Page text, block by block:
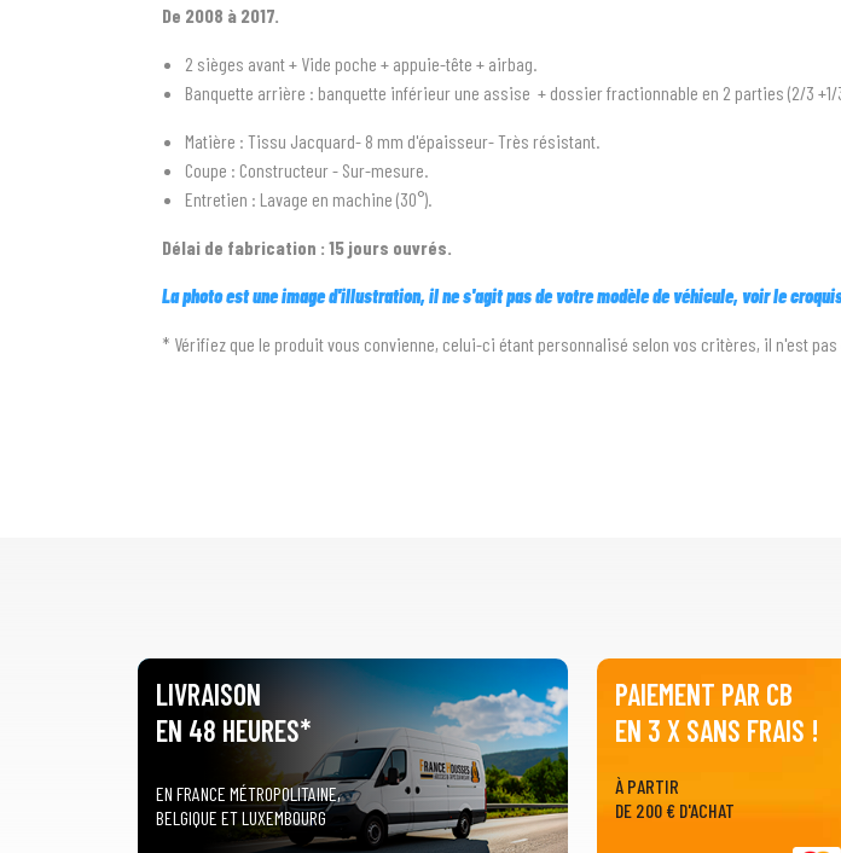
De 2008 à 2017.
2 sièges avant + Vide poche + appuie-tête + airbag.
Banquette arrière : banquette inférieur une assise + dossier fractionnable en 2 parties (2/3
Matière : Tissu Jacquard- 8 mm d'épaisseur- Très résistant.
Coupe : Constructeur - Sur-mesure.
Entretien : Lavage en machine (30°).
Délai de fabrication : 15 jours ouvrés.
La photo est une image d'illustration, il ne s'agit pas de votre modèle de véhicule, voir le
* Vérifiez que le produit vous convienne, celui-ci étant personnalisé selon vos critères, il n'est
LIVRAISON
EN 48 HEURES*
EN FRANCE MÉTROPOLITAINE,
BELGIQUE ET LUXEMBOURG
PAIEMENT PAR CB
EN 3 X SANS FRAIS !
À PARTIR
DE 200 € D'ACHAT